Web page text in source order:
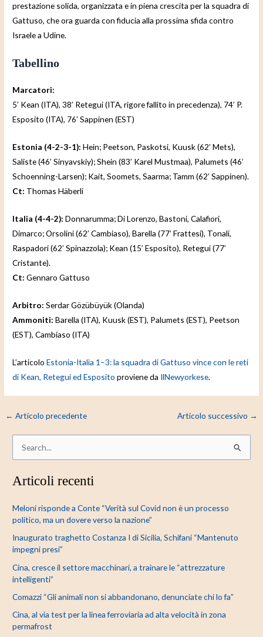
prestazione solida, organizzata e in piena crescita per la squadra di
Gattuso, che ora guarda con fiducia alla prossima sfida contro
Israele a Udine.
Tabellino
Marcatori:
5’ Kean (ITA), 38’ Retegui (ITA, rigore fallito in precedenza), 74’ P.
Esposito (ITA), 76’ Sappinen (EST)
Estonia (4-2-3-1): Hein; Peetson, Paskotsi, Kuusk (62’ Mets),
Saliste (46’ Sinyavskiy); Shein (83’ Karel Mustmaa), Palumets (46’
Schoenning-Larsen); Kait, Soomets, Saarma; Tamm (62’ Sappinen).
Ct: Thomas Häberli
Italia (4-4-2): Donnarumma; Di Lorenzo, Bastoni, Calafiori,
Dimarco; Orsolini (62’ Cambiaso), Barella (77’ Frattesi), Tonali,
Raspadori (62’ Spinazzola); Kean (15’ Esposito), Retegui (77’
Cristante).
Ct: Gennaro Gattuso
Arbitro: Serdar Gözübüyük (Olanda)
Ammoniti: Barella (ITA), Kuusk (EST), Palumets (EST), Peetson
(EST), Cambiaso (ITA)
L’articoloEstonia-Italia 1–3: la squadra di Gattuso vince con le reti
di Kean, Retegui ed Esposito proviene da IlNewyorkese.
← Articolo precedente Articolo successivo →
r
a
Articoli recenti
Meloni risponde a Conte “Verità sul Covid non è un processo
politico, ma un dovere verso la nazione”
Inaugurato traghetto Costanza I di Sicilia, Schifani “Mantenuto
impegni presi”
Cina, cresce il settore macchinari, a trainare le “attrezzature
intelligenti”
Comazzi “Gli animali non si abbandonano, denunciate chi lo fa”
Cina, al via test per la linea ferroviaria ad alta velocità in zona
permafrost